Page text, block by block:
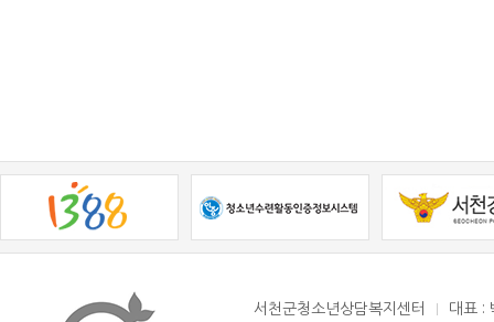
서천군청소년상담복지센터 대표 :